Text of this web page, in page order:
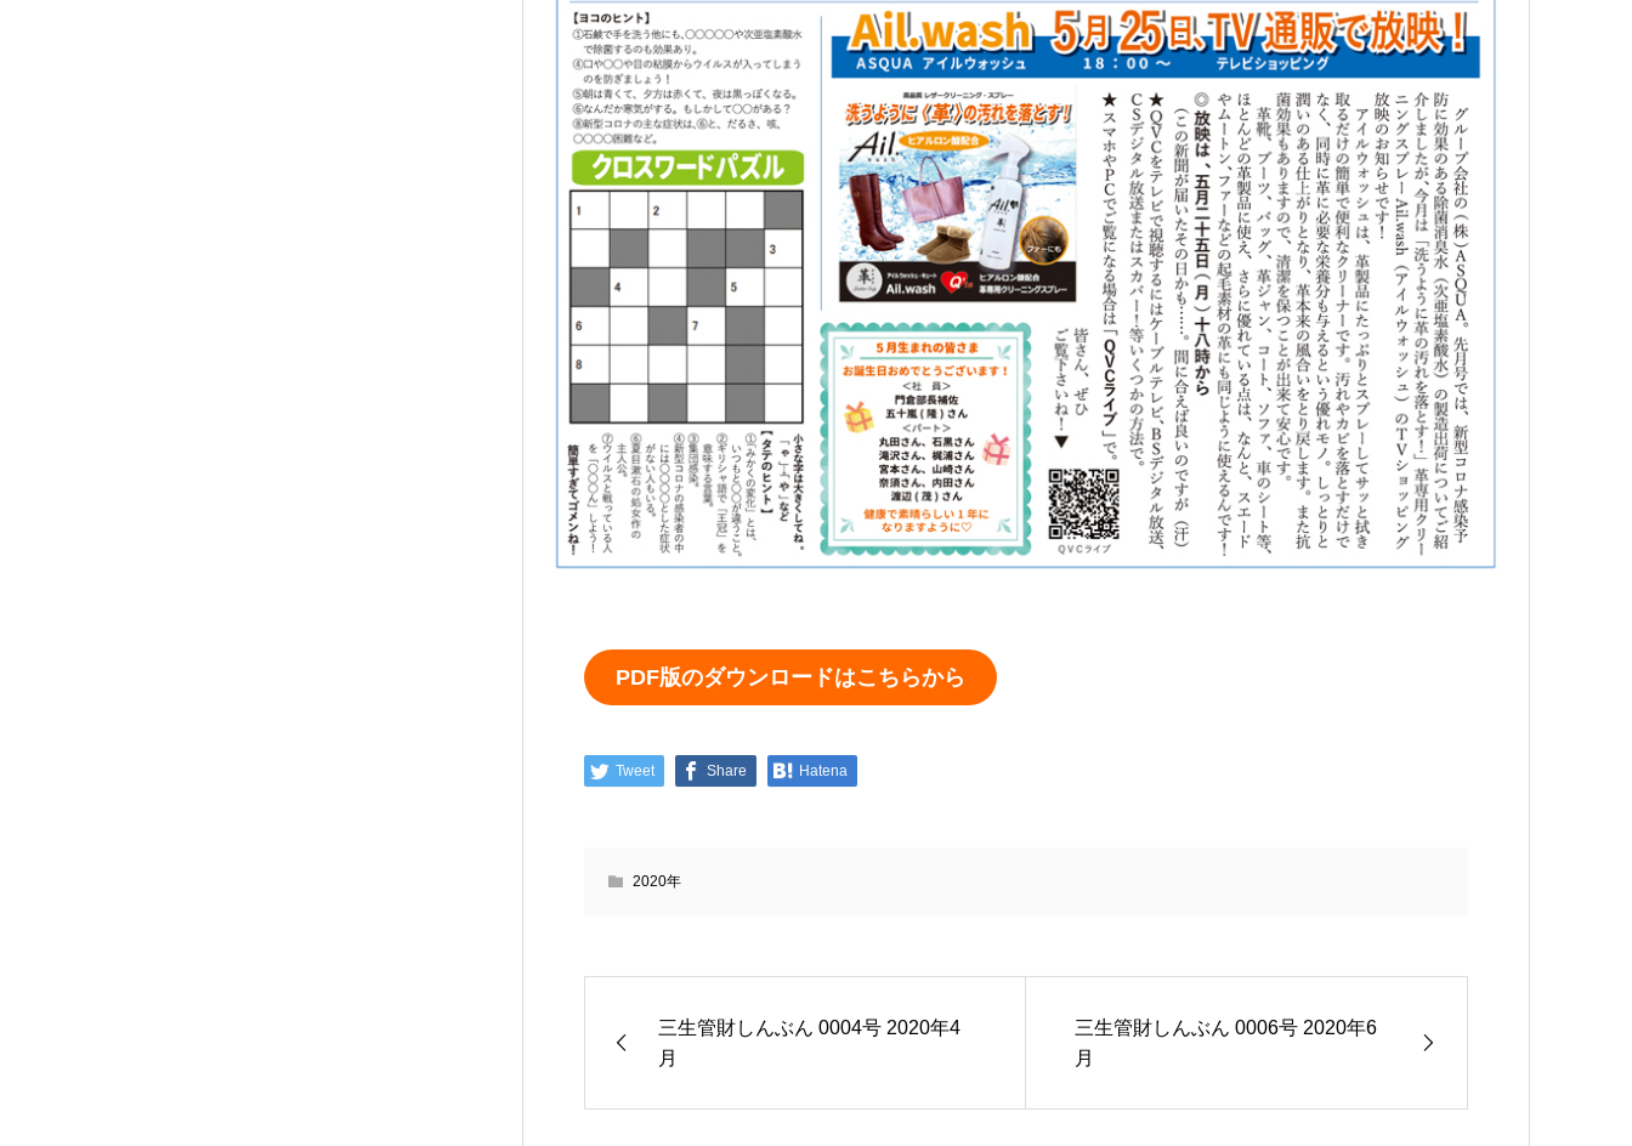
PDF版のダウンロードはこちらから
Tweet Share Hatena
2020年
三生管財しんぶん 0004号 2020年4
月
三生管財しんぶん 0006号 2020年6
月